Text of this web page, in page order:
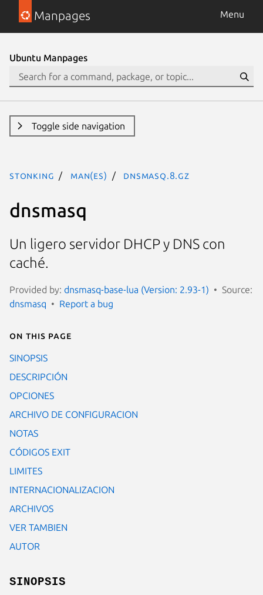
Manpages Menu
Ubuntu Manpages
Toggle side navigation
stonking man(es) dnsmasq.8.gz
dnsmasq
Un ligero servidor DHCP y DNS con
caché.
Provided by: dnsmasq-base-lua (Version: 2.93-1)
Source:
dnsmasq
Report a bug
On this page
SINOPSIS
DESCRIPCIÓN
OPCIONES
ARCHIVO DE CONFIGURACION
NOTAS
CÓDIGOS EXIT
LIMITES
INTERNACIONALIZACION
ARCHIVOS
VER TAMBIEN
AUTOR
SINOPSIS